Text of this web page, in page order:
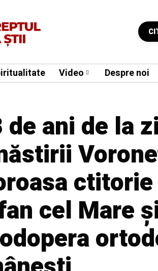
Video Despre noi
de ani de la
cel Mare